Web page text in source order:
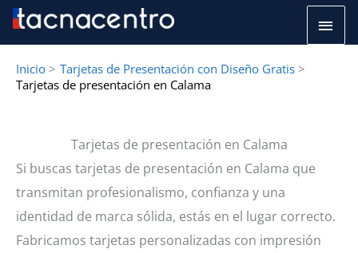
Inicio
Tarjetas de Presentación con Diseño Gratis
Tarjetas de presentación en Calama
Tarjetas de presentación en Calama
Si buscas tarjetas de presentación en Calama que
transmitan profesionalismo, confianza y una
identidad de marca sólida, estás en el lugar correcto.
Fabricamos tarjetas personalizadas con impresión